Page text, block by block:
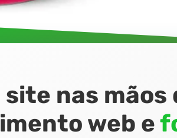
site nas
web e